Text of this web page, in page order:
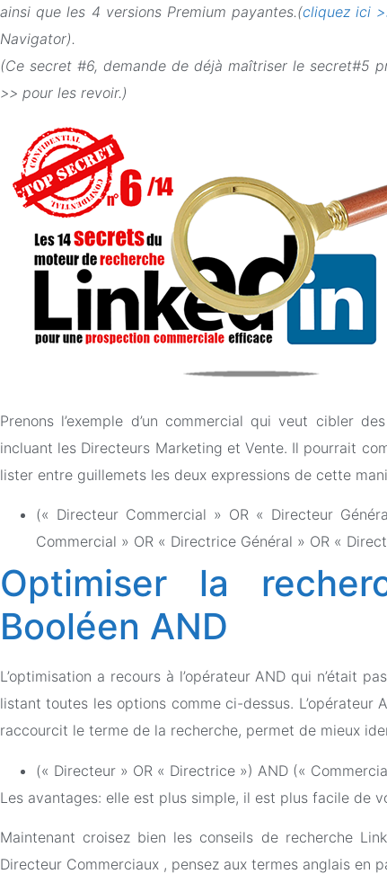
ainsi que les 4 versions Premium payantes.(cliquez ici
Navigator).
(Ce secret #6, demande de déjà maîtriser le secret#5
>> pour les revoir.)
Prenons l’exemple d’un commercial qui veut cibler
incluant les Directeurs Marketing et Vente. Il pourrait
lister entre guillemets les deux expressions de cette
(« Directeur Commercial » OR « Directeur
Commercial » OR « Directrice Général » OR «
Optimiser la
Booléen AND
L’optimisation a recours à l’opérateur AND qui n’était
listant toutes les options comme ci-dessus.
raccourcit le terme de la recherche, permet de mieux
(« Directeur » OR « Directrice ») AND («
Les avantages: elle est plus simple, il est plus facile de
Maintenant croisez bien les conseils de recherche
Directeur Commerciaux , pensez aux termes anglais en